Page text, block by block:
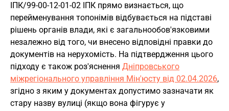
ІПК/99-00-12-01-02 ІПК прямо визнається, що
перейменування топонімів відбувається на підставі
рішень органів влади, які є загальнообов'язковими
незалежно від того, чи внесено відповідні правки до
документів на нерухомість. На підтвердження цього
підходу є також роз'яснення Дніпровського
міжрегіонального управління Мін'юсту від 02.04.2026,
згідно з яким у документах допустимо зазначати як
стару назву вулиці (якщо вона фігурує у